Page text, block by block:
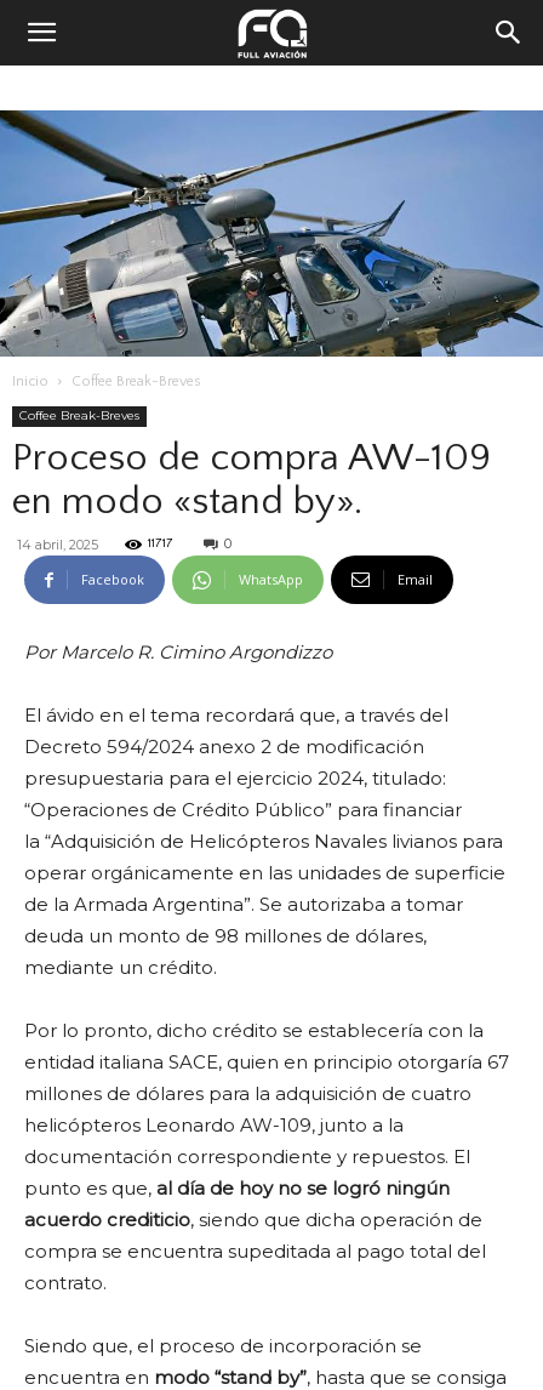
Inicio Coffee Break-Breves
Coffee Break-Breves
Proceso de compra AW-109
en modo «stand by».
14 abril, 2025 11717 0
Facebook WhatsApp Email
Por Marcelo R. Cimino Argondizzo
El ávido en el tema recordará que, a través del
Decreto 594/2024 anexo 2 de modificación
presupuestaria para el ejercicio 2024, titulado:
“Operaciones de Crédito Público” para financiar
la “Adquisición de Helicópteros Navales livianos para
operar orgánicamente en las unidades de superficie
de la Armada Argentina”. Se autorizaba a tomar
deuda un monto de 98 millones de dólares,
mediante un crédito.
Por lo pronto, dicho crédito se establecería con la
entidad italiana SACE, quien en principio otorgaría 67
millones de dólares para la adquisición de cuatro
helicópteros Leonardo AW-109, junto a la
documentación correspondiente y repuestos. El
punto es que, al día de hoy no se logró ningún
acuerdo crediticio, siendo que dicha operación de
compra se encuentra supeditada al pago total del
contrato.
Siendo que, el proceso de incorporación se
encuentra en modo “stand by”, hasta que se consiga